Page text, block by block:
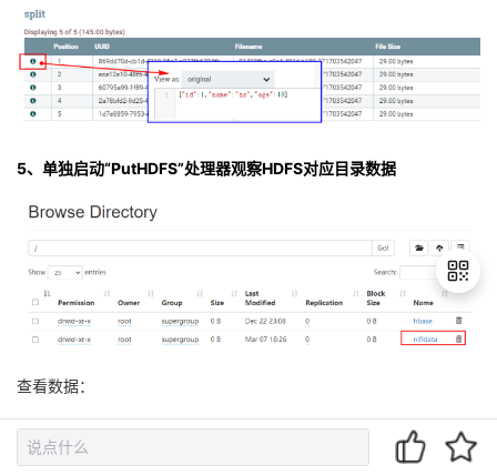
5、单独启动“PutHDFS”处理器观察HDFS对应目录数据
查看数据：